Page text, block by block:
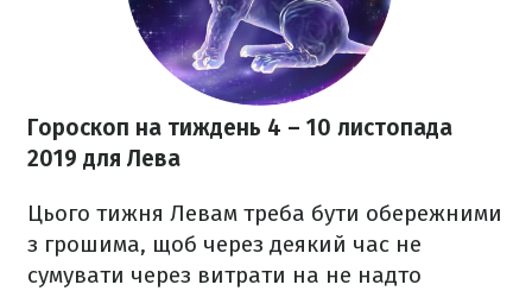
Гороскоп на тиждень 4 – 10 листопада
2019 для Лева
Цього тижня Левам треба бути обережними
з грошима, щоб через деякий час не
сумувати через витрати на не надто